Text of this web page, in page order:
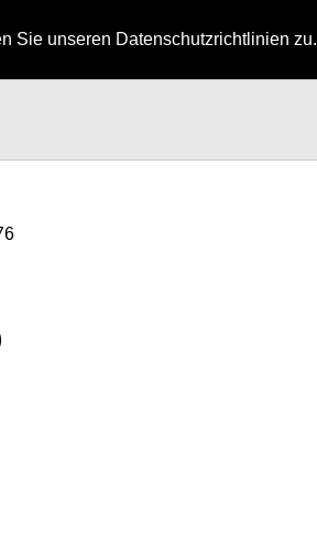
Sie unseren Datenschutzrichtlinien zu.